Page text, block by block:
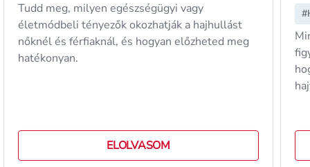
Tudd meg, milyen egészségügyi vagy
életmódbeli tényezők okozhatják a hajhullást
nőknél és férfiaknál, és hogyan előzheted meg
hatékonyan.
ELOLVASOM
#